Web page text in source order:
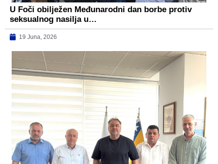
U Foči obilježen Međunarodni dan borbe protiv
seksualnog nasilja u…
19 Juna, 2026